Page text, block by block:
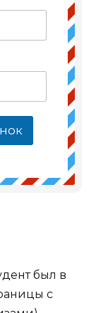
был в
с